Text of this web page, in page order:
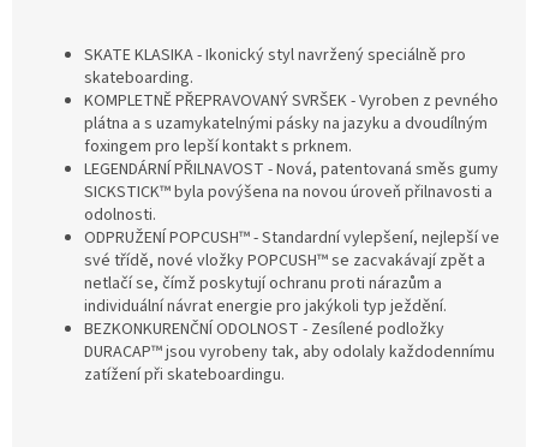
SKATE KLASIKA - Ikonický styl navržený speciálně pro
skateboarding.
KOMPLETNĚ PŘEPRAVOVANÝ SVRŠEK - Vyroben z pevného
plátna a s uzamykatelnými pásky na jazyku a dvoudílným
foxingem pro lepší kontakt s prknem.
LEGENDÁRNÍ PŘILNAVOST - Nová, patentovaná směs gumy
SICKSTICK™ byla povýšena na novou úroveň přilnavosti a
odolnosti.
ODPRUŽENÍ POPCUSH™ - Standardní vylepšení, nejlepší ve
své třídě, nové vložky POPCUSH™ se zacvakávají zpět a
netlačí se, čímž poskytují ochranu proti nárazům a
individuální návrat energie pro jakýkoli typ ježdění.
BEZKONKURENČNÍ ODOLNOST - Zesílené podložky
DURACAP™ jsou vyrobeny tak, aby odolaly každodennímu
zatížení při skateboardingu.